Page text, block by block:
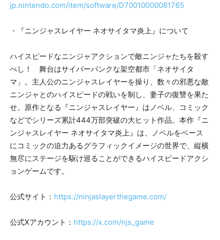
jp.nintendo.com/item/software/D70010000081765
・『ニンジャスレイヤー ネオサイタマ炎上』について
ハイスピードなニンジャアクションで敵ニンジャたちを殺す
べし！ 舞台はサイバーパンクな架空都市「ネオサイタ
マ」。主人公のニンジャスレイヤーを操り、数々の邪悪な敵
ニンジャとのハイスピードの戦いを制し、妻子の復讐を果た
せ。原作となる『ニンジャスレイヤー』はノベル、コミック
などでシリーズ累計444万部突破の大ヒット作品。本作『ニ
ンジャスレイヤー ネオサイタマ炎上』は、ノベルをベース
にコミックの迫力あるグラフィックイメージの世界で、縦横
無尽にステージを駆け巡ることができるハイスピードアクシ
ョンゲームです。
公式サイト： https://ninjaslayerthegame.com/
公式Xアカウント： https://x.com/njs_game